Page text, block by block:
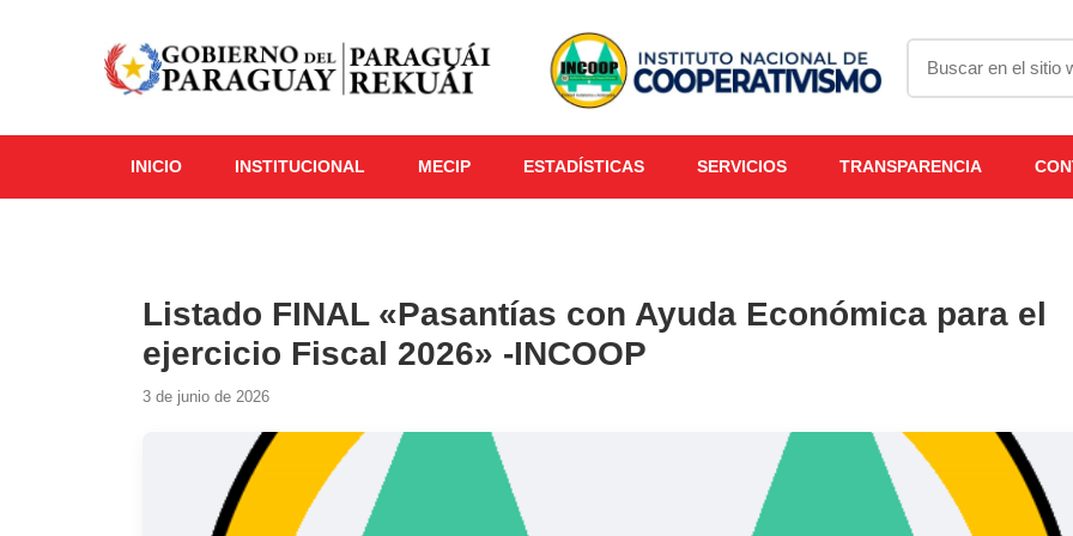
INICIO INSTITUCIONAL MECIP ESTADÍSTICAS SERVICIOS TRANSPARENCIA
Listado FINAL «Pasantías con Ayuda Económica para el
ejercicio Fiscal 2026» -INCOOP
3 de junio de 2026